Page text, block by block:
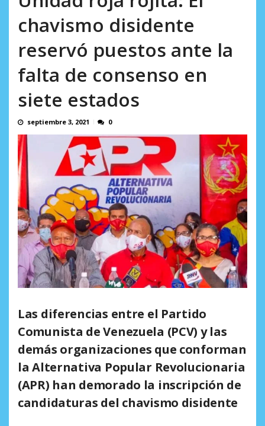
chavismo disidente
reservó puestos ante la
falta de consenso en
siete estados
septiembre 3, 2021 0
Las diferencias entre el Partido
Comunista de Venezuela (PCV) y las
demás organizaciones que conforman
la Alternativa Popular Revolucionaria
(APR) han demorado la inscripción de
candidaturas del chavismo disidente